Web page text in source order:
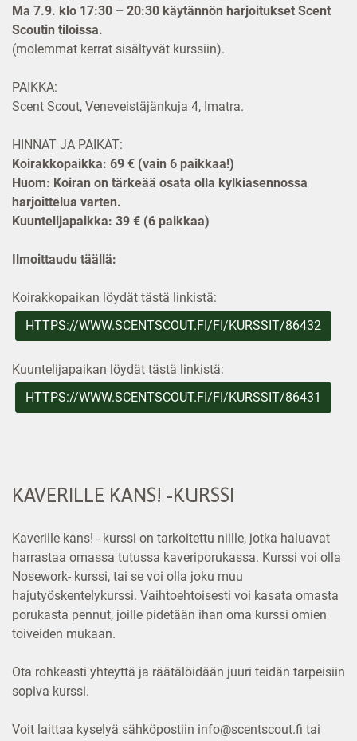
Ma 7.9. klo 17:30 – 20:30 käytännön harjoitukset Scent
Scoutin tiloissa.
(molemmat kerrat sisältyvät kurssiin).
PAIKKA:
Scent Scout, Veneveistäjänkuja 4, Imatra.
HINNAT JA PAIKAT:
Koirakkopaikka: 69 € (vain 6 paikkaa!)
Huom: Koiran on tärkeää osata olla kylkiasennossa
harjoittelua varten.
Kuuntelijapaikka: 39 € (6 paikkaa)
Ilmoittaudu täällä:
Koirakkopaikan löydät tästä linkistä:
HTTPS://WWW.SCENTSCOUT.FI/FI/KURSSIT/86432
Kuuntelijapaikan löydät tästä linkistä:
HTTPS://WWW.SCENTSCOUT.FI/FI/KURSSIT/86431
KAVERILLE KANS! -KURSSI
Kaverille kans! - kurssi on tarkoitettu niille, jotka haluavat
harrastaa omassa tutussa kaveriporukassa. Kurssi voi olla
Nosework- kurssi, tai se voi olla joku muu
hajutyöskentelykurssi. Vaihtoehtoisesti voi kasata omasta
porukasta pennut, joille pidetään ihan oma kurssi omien
toiveiden mukaan.
Ota rohkeasti yhteyttä ja räätälöidään juuri teidän tarpeisiin
sopiva kurssi.
Voit laittaa kyselyä sähköpostiin info@scentscout.fi tai